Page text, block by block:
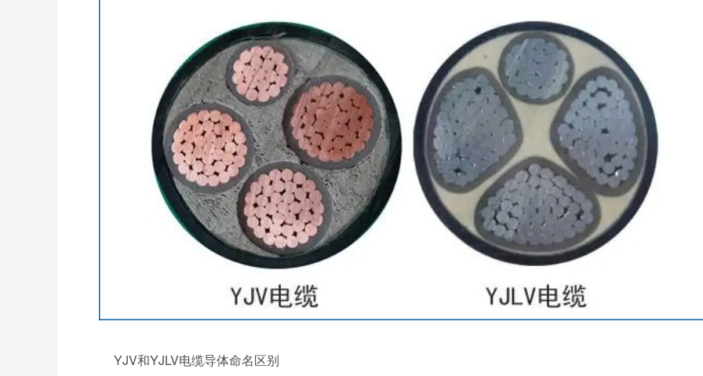
YJV和YJLV电缆导体命名区别